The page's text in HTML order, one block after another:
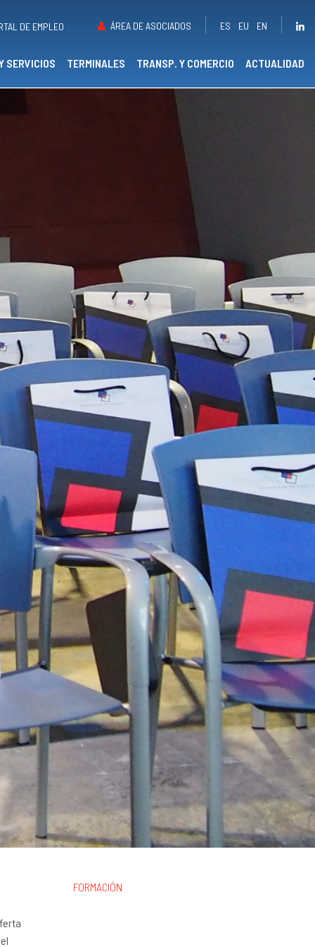
DE EMPLEO ÁREA DE ASOCIADOS ES EU EN
SERVICIOS TERMINALES TRANSP. Y COMERCIO ACTUALIDAD
FORMACIÓN